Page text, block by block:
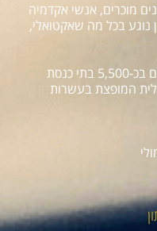
מוכרים, אנשי אקדמיה
נוגע בכל מה שאקטואלי,
השבועון מופץ בעשרות אלפי עותקים בכ-5,500 בתי כנסת
המופצת בעשרות